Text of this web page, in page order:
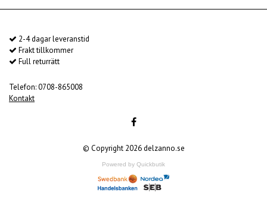
2-4 dagar leveranstid
Frakt tillkommer
Full returrätt
Telefon: 0708-865008
Kontakt
© Copyright 2026 delzanno.se
Powered by Quickbutik